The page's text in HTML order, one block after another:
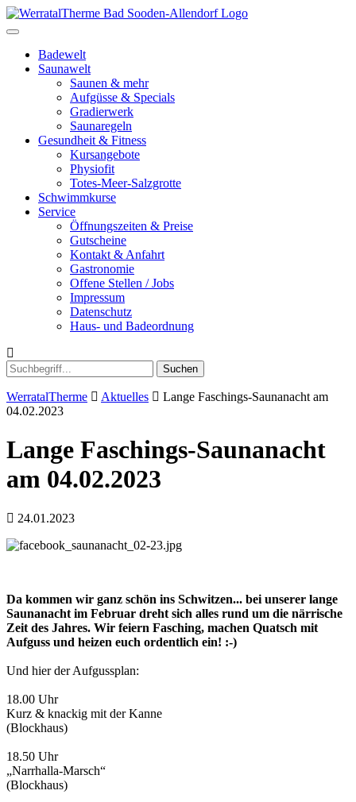
Toggle
navigationBadewelt
Saunawelt
Saunen & mehr
Aufgüsse & Specials
Gradierwerk
Saunaregeln
Gesundheit & Fitness
Kursangebote
Physiofit
Totes-Meer-Salzgrotte
Schwimmkurse
Service
Öffnungszeiten & Preise
Gutscheine
Kontakt & Anfahrt
Gastronomie
Offene Stellen / Jobs
Impressum
Datenschutz
Haus- und Badeordnung
Suchen
WerratalTherme Aktuelles
Lange Faschings-Saunanacht am
04.02.2023
Lange Faschings-Saunanacht
am 04.02.2023
24.01.2023
Da kommen wir ganz schön ins Schwitzen... bei unserer lange
Saunanacht im Februar dreht sich alles rund um die närrische
Zeit des Jahres. Wir feiern Fasching, machen Quatsch mit
Aufguss und heizen euch ordentlich ein! :-)
Und hier der Aufgussplan:
18.00 Uhr
Kurz & knackig mit der Kanne
(Blockhaus)
18.50 Uhr
„Narrhalla-Marsch“
(Blockhaus)